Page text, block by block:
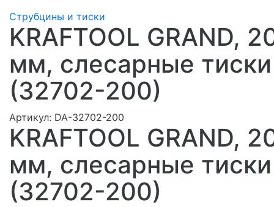
Струбцины и тиски
KRAFTOOL GRAND,
мм, слесарные тиски
(32702-200)
Артикул: DA-32702-200
KRAFTOOL GRAND,
мм, слесарные тиски
(32702-200)